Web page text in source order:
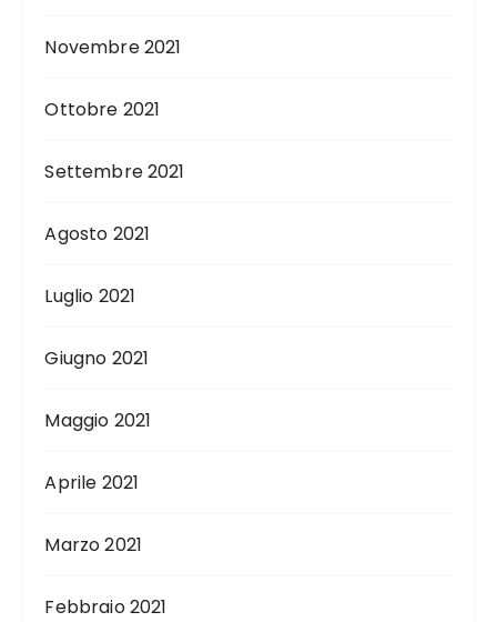
Novembre 2021
Ottobre 2021
Settembre 2021
Agosto 2021
Luglio 2021
Giugno 2021
Maggio 2021
Aprile 2021
Marzo 2021
Febbraio 2021